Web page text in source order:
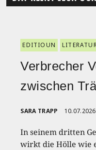
EDITIOUN
Verbrecher
zwischen
SARA TRAPP 10.07.2026
In seinem dritten
wirkt die Hölle wie